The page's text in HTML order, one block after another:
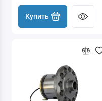
Купить